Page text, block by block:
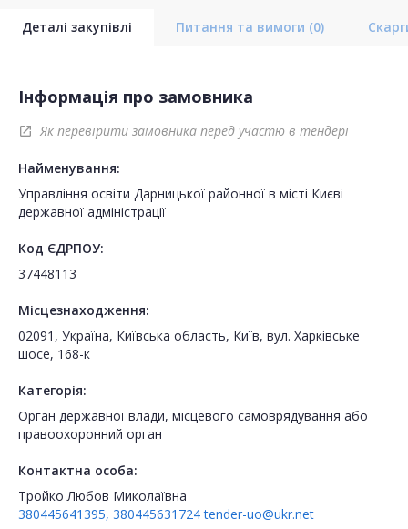
Деталі закупівлі Питання та вимоги (0)
Інформація про замовника
open_in_new Як перевірити замовника перед участю в тендері
Найменування:
Управління освіти Дарницької районної в місті Києві
державної адміністрації
Код ЄДРПОУ:
37448113
Місцезнаходження:
02091, Україна, Київська область, Київ, вул. Харківське
шосе, 168-к
Категорія:
Орган державної влади, місцевого самоврядування або
правоохоронний орган
Контактна особа:
Тройко Любов Миколаївна
380445641395, 380445631724 tender-uo@ukr.net